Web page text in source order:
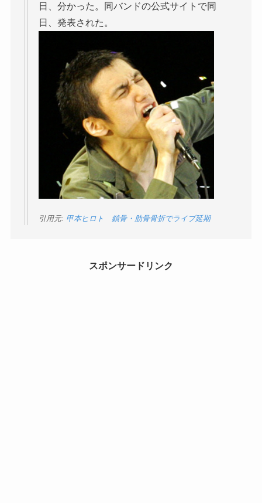
日、分かった。同バンドの公式サイトで同
日、発表された。
引用元: 甲本ヒロト 鎖骨・肋骨骨折でライブ延期
スポンサードリンク